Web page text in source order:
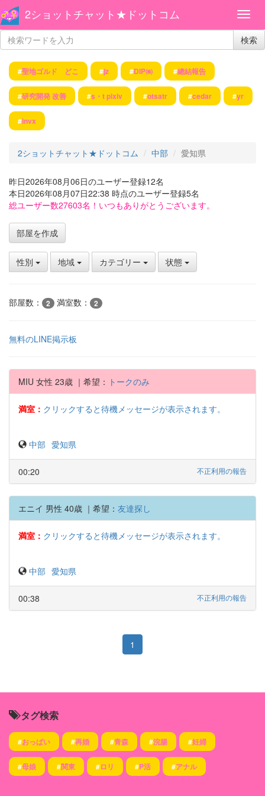
2ショットチャット★ドットコム
検索
#聖地ゴルド どこ #jz #DIP㈱ #總結報告
#研究開発 改善 #s・t pixiv #otsatr #cedar #yr
#invx
2ショットチャット★ドットコム 中部 愛知県
昨日2026年08月06日のユーザー登録12名
本日2026年08月07日22:38 時点のユーザー登録5名
総ユーザー数27603名！いつもありがとうございます。
部屋を作成
性別 地域 カテゴリー 状態
部屋数： 2 満室数： 2
無料のLINE掲示板
MIU 女性 23歳 ｜希望： トークのみ
満室： クリックすると待機メッセージが表示されます。
中部 愛知県
00:20 不正利用の報告
エニイ 男性 40歳 ｜希望： 友達探し
満室： クリックすると待機メッセージが表示されます。
中部 愛知県
00:38 不正利用の報告
1
タグ検索
#おっぱい #再婚 #青森 #浣腸 #妊婦
#母娘 #関東 #ロリ #P活 #アナル